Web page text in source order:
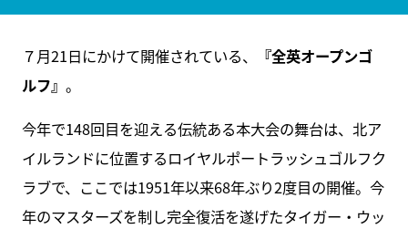
７月21日にかけて開催されている、
『全英オープンゴ
ルフ』 。
今年で148回目を迎える伝統ある本大会の舞台は、北ア
イルランドに位置するロイヤルポートラッシュゴルフク
ラブで、ここでは1951年以来68年ぶり2度目の開催。今
年のマスターズを制し完全復活を遂げたタイガー・ウッ